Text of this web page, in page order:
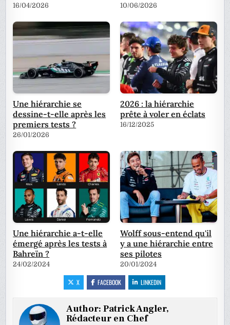
16/04/2026 10/06/2026
Une hiérarchie se
dessine-t-elle après les
premiers tests ?
26/01/2026
2026 : la hiérarchie
prête à voler en éclats
16/12/2025
Une hiérarchie a-t-elle
émergé après les tests à
Bahreïn ?
24/02/2024
Wolff sous-entend qu'il
y a une hiérarchie entre
ses pilotes
20/01/2024
X FACEBOOK LINKEDIN
Author:Patrick Angler,
Rédacteur en Chef